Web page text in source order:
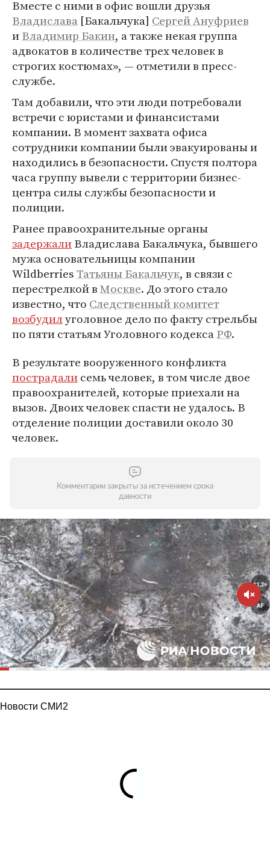
Вместе с ними в офис вошли друзья
Владислава [Бакальчука] Сергей Ануфриев
иВладимир Бакин, а также некая группа
адвокатов в количестве трех человек в
строгих костюмах», — отметили в пресс-
службе.
Там добавили, что эти люди потребовали
встречи с юристами и финансистами
компании. В момент захвата офиса
сотрудники компании были эвакуированы и
находились в безопасности. Спустя полтора
часа группу вывели с территории бизнес-
центра силы службы безопасности и
полиции.
Ранее правоохранительные органы
задержалиВладислава Бакальчука, бывшего
мужа основательницы компании
WildberriesТатьяны Бакальчук, в связи с
перестрелкой вМоскве. До этого стало
известно, что Следственный комитет
возбудилуголовное дело по факту стрельбы
по пяти статьям Уголовного кодексаРФ.
В результате вооруженного конфликта
пострадалисемь человек, в том числе двое
правоохранителей, которые приехали на
вызов. Двоих человек спасти не удалось. В
отделение полиции доставили около 30
человек.
Комментарии закрыты за истечением срока
давности
Новости СМИ2